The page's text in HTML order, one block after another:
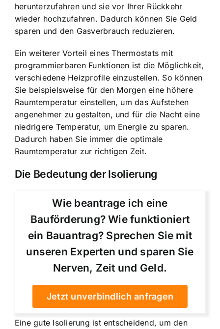
herunterzufahren und sie vor Ihrer Rückkehr
wieder hochzufahren. Dadurch können Sie Geld
sparen und den Gasverbrauch reduzieren.
Ein weiterer Vorteil eines Thermostats mit
programmierbaren Funktionen ist die Möglichkeit,
verschiedene Heizprofile einzustellen. So können
Sie beispielsweise für den Morgen eine höhere
Raumtemperatur einstellen, um das Aufstehen
angenehmer zu gestalten, und für die Nacht eine
niedrigere Temperatur, um Energie zu sparen.
Dadurch haben Sie immer die optimale
Raumtemperatur zur richtigen Zeit.
Die Bedeutung der Isolierung
Wie beantrage ich eine
Bauförderung? Wie funktioniert
ein Bauantrag? Sprechen Sie mit
unseren Experten und sparen Sie
Nerven, Zeit und Geld.
Jetzt unverbindlich anfragen
Einegute Isolierung ist entscheidend, um den